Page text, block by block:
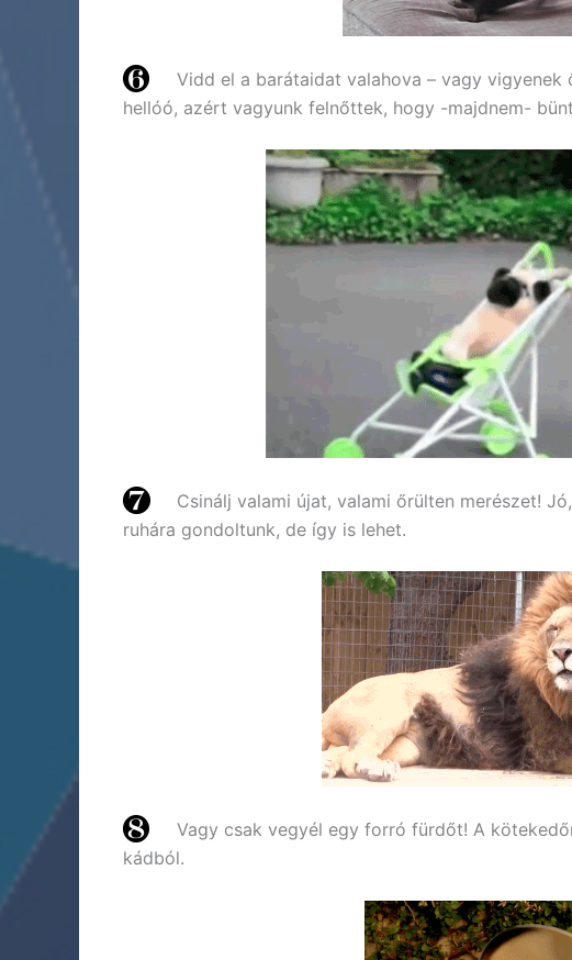
Vidd el a barátaidat valahova – vagy
hellóó, azért vagyunk felnőttek, hogy -majdnem-
Csinálj valami újat, valami őrülten merészet!
ruhára gondoltunk, de így is lehet.
Vagy csak vegyél egy forró fürdőt! A
kádból.